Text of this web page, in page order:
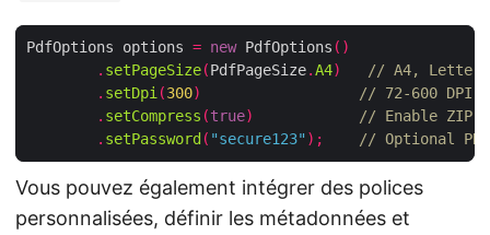
PdfOptions options = new PdfOptions ()
. setPageSize(PdfPageSize.A4)
// A4, Letter,
. setDpi (300)
// 72‑600 DPI
. setCompress (true)
// Enable ZIP
. setPassword ( "secure123" ); // Optional
Vous pouvez également intégrer des polices
personnalisées, définir les métadonnées et